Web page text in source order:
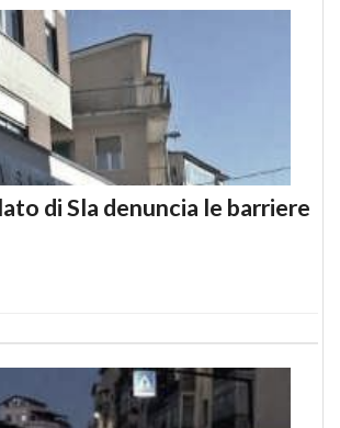
di Sla denuncia le barriere